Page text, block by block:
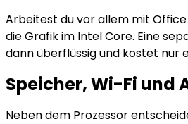
Arbeitest du vor allem mit
die Grafik im Intel Core. Eine
dann überflüssig und kostet nur
Speicher, Wi-Fi und
Neben dem Prozessor